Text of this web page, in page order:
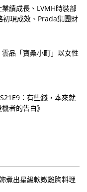
業績成長、LVMH時裝部
現成效、Prada集團財
品「寶桑小町」以女性
：有些錢，本來就
者的告白》
煮出星級軟嫩雞胸料理